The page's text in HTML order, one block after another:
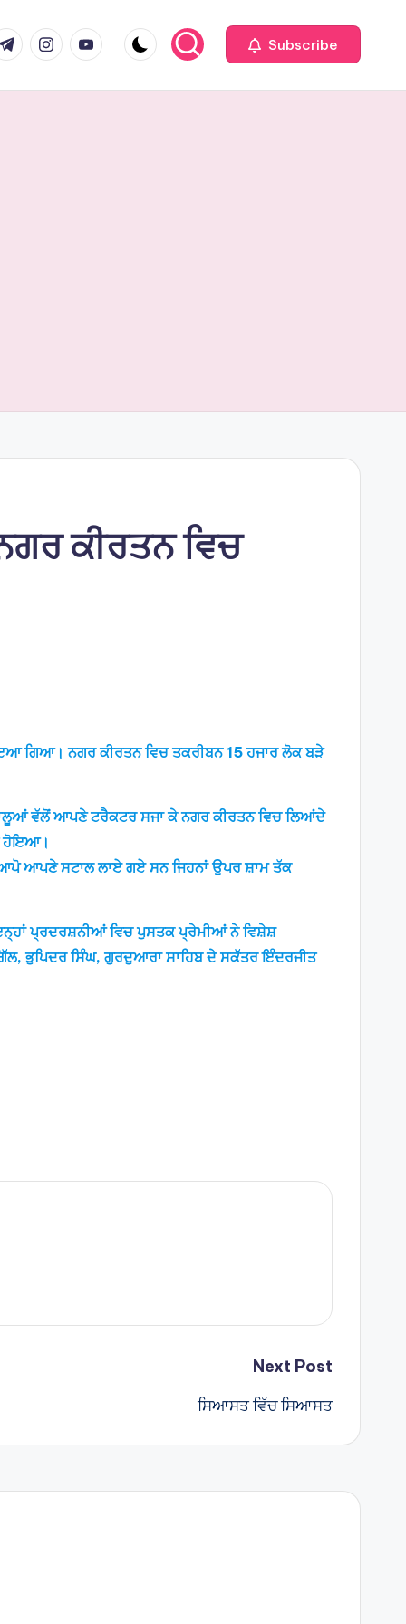
instagram.com
youtube.com Subscribe
ਕੀਰਤਨ ਵਿਚ
ਗਿਆ। ਨਗਰ ਕੀਰਤਨ ਵਿਚ ਤਕਰੀਬਨ 15 ਹਜਾਰ ਲੋਕ ਬੜੇ
ਵੱਲੋਂ ਆਪਣੇ ਟਰੈਕਟਰ ਸਜਾ ਕੇ ਨਗਰ ਕੀਰਤਨ ਵਿਚ ਲਿਆਂਦੇ
ਹੋਇਆ।
ਆਪਣੇ ਸਟਾਲ ਲਾਏ ਗਏ ਸਨ ਜਿਹਨਾਂ ਉਪਰ ਸ਼ਾਮ ਤੱਕ
ਪ੍ਰਦਰਸ਼ਨੀਆਂ ਵਿਚ ਪੁਸਤਕ ਪ੍ਰੇਮੀਆਂ ਨੇ ਵਿਸ਼ੇਸ਼
ਭੁਪਿਦਰ ਸਿੰਘ, ਗੁਰਦੁਆਰਾ ਸਾਹਿਬ ਦੇ ਸਕੱਤਰ ਇੰਦਰਜੀਤ
Next Post
ਸਿਆਸਤ ਵਿੱਚ ਸਿਆਸਤ